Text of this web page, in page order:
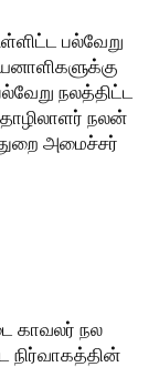
பல்வேறு
நலத்திட்ட
நலன்
அமைச்சர்
காவலர் நல
நிர்வாகத்தின்